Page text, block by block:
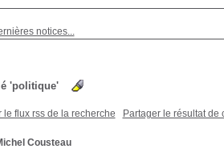
notices...
'politique'
le flux rss de la recherche Partager le résultat de
Cousteau